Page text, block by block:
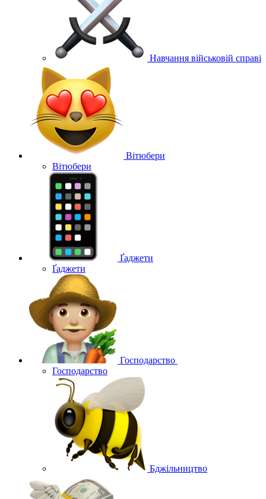
Навчання військовій справі
Вітюбери
Вітюбери
Ґаджети
Ґаджети
Господарство
Господарство
Бджільництво